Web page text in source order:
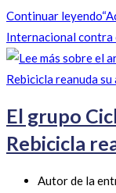
Continuar leyendo
Internacional contra
El grupo
Rebicicla
Autor de la